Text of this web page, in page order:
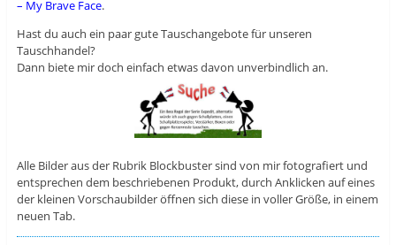
– My Brave Face.
Hast du auch ein paar gute Tauschangebote für unseren
Tauschhandel?
Dann biete mir doch einfach etwas davon unverbindlich an.
Alle Bilder aus der Rubrik Blockbuster sind von mir fotografiert und
entsprechen dem beschriebenen Produkt, durch Anklicken auf eines
der kleinen Vorschaubilder öffnen sich diese in voller Größe, in einem
neuen Tab.